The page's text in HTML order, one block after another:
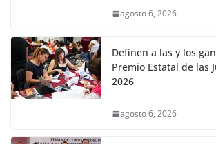
agosto 6, 2026
Definen a las y los
Premio Estatal de las
2026
agosto 6, 2026